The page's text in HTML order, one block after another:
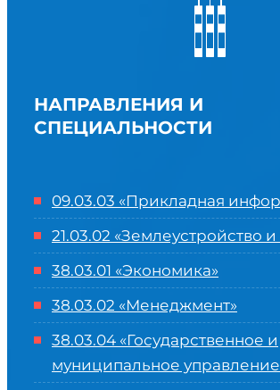
НАПРАВЛЕНИЯ И
СПЕЦИАЛЬНОСТИ
09.03.03 «Прикладная
21.03.02 «Землеустройство
38.03.01 «Экономика»
38.03.02 «Менеджмент»
38.03.04 «Государственное и
муниципальное